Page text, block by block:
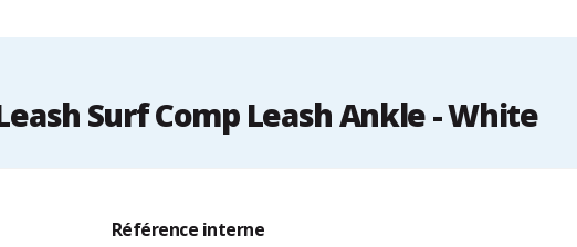
Surf Comp Leash Ankle - White
Référence interne